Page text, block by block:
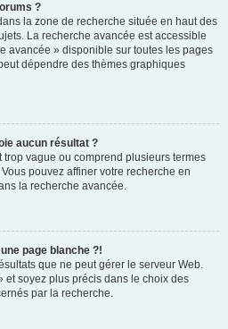
?
la zone de recherche située en haut des
La recherche avancée est accessible
avancée » disponible sur toutes les pages
dépendre des thèmes graphiques
aucun résultat ?
vague ou comprend plusieurs termes
pouvez affiner votre recherche en
la recherche avancée.
page blanche ?!
que ne peut gérer le serveur Web.
et soyez plus précis dans le choix des
par la recherche.